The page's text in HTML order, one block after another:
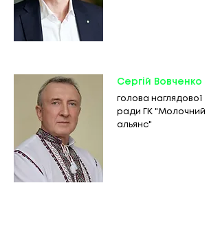
Сергій Вовченко
голова наглядової
ради ГК "Молочний
альянс"